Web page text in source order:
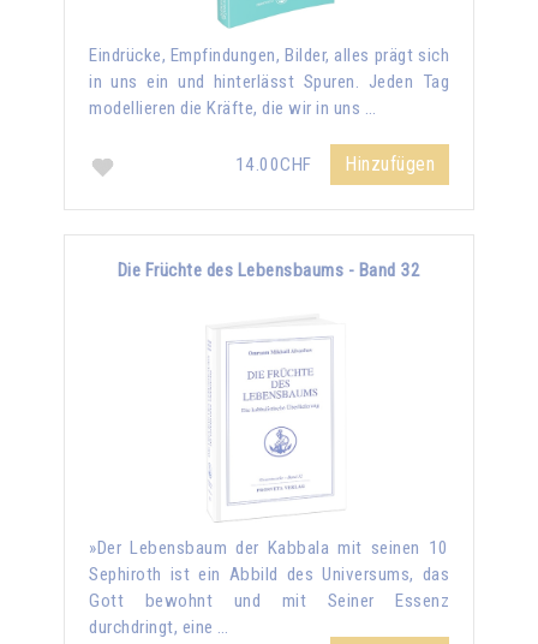
Eindrücke, Empfindungen, Bilder, alles prägt sich
in uns ein und hinterlässt Spuren. Jeden Tag
modellieren die Kräfte, die wir in uns …
14.00CHF Hinzufügen
Die Früchte des Lebensbaums - Band 32
»Der Lebensbaum der Kabbala mit seinen 10
Sephiroth ist ein Abbild des Universums, das
Gott bewohnt und mit Seiner Essenz
durchdringt, eine …